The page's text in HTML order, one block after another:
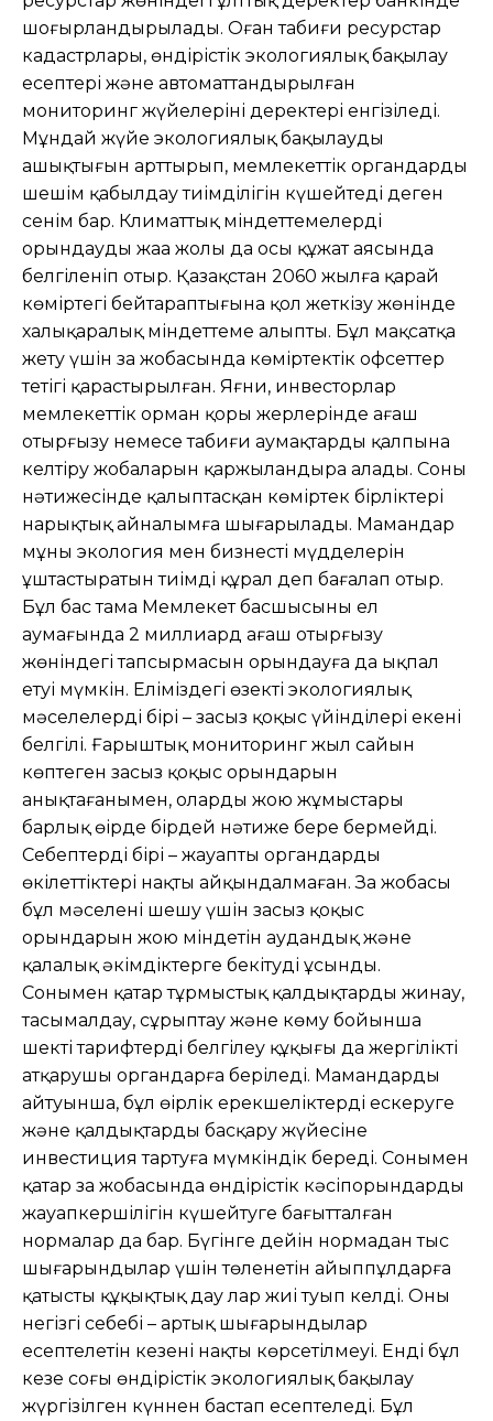
шоғырландырылады. Оған табиғи ресурстар
кадастрлары, өндірістік экологиялық бақылау
есептері жəне автоматтандырылған
мониторинг жүйелерінің деректері енгізіледі.
Мұндай жүйе экологиялық бақылаудың
ашықтығын арттырып, мемлекеттік органдардың
шешім қабылдау тиімділігін күшейтеді деген
сенім бар. Климаттық міндеттемелерді
орындаудың жаңа жолы да осы құжат аясында
белгіленіп отыр. Қазақстан 2060 жылға қарай
көміртегі бейтараптығына қол жеткізу жөнінде
халықаралық міндеттеме алыпты. Бұл мақсатқа
жету үшін заң жобасында көміртектік офсеттер
тетігі қарастырылған. Яғни, инвесторлар
мемлекеттік орман қоры жерлерінде ағаш
отырғызу немесе табиғи аумақтарды қалпына
келтіру жобаларын қаржыландыра алады. Соның
нəтижесінде қалыптасқан көміртек бірліктері
нарықтық айналымға шығарылады. Мамандар
мұны экология мен бизнестің мүдделерін
ұштастыратын тиімді құрал деп бағалап отыр.
Бұл бас тама Мемлекет басшысының ел
аумағында 2 миллиард ағаш отырғызу
жөніндегі тапсырмасын орындауға да ықпал
етуі мүмкін. Еліміздегі өзекті экологиялық
мəселелердің бірі – заңсыз қоқыс үйінділері екені
белгілі. Ғарыштық мониторинг жыл сайын
көптеген заңсыз қоқыс орындарын
анықтағанымен, оларды жою жұмыстары
барлық өңірде бірдей нəтиже бере бермейді.
Себептердің бірі – жауапты органдардың
өкілеттіктері нақты айқындалмаған. Заң жобасы
бұл мəселені шешу үшін заңсыз қоқыс
орындарын жою міндетін аудандық жəне
қалалық əкімдіктерге бекітуді ұсынды.
Сонымен қатар тұрмыстық қалдықтарды жинау,
тасымалдау, сұрыптау жəне көму бойынша
шекті тарифтерді белгілеу құқығы да жергілікті
атқарушы органдарға беріледі. Мамандардың
айтуынша, бұл өңірлік ерекшеліктерді ескеруге
жəне қалдықтарды басқару жүйесіне
инвестиция тартуға мүмкіндік береді. Сонымен
қатар заң жобасында өндірістік кəсіпорындардың
жауапкершілігін күшейтуге бағытталған
нормалар да бар. Бүгінге дейін нормадан тыс
шығарындылар үшін төленетін айыппұлдарға
қатысты құқықтық дау лар жиі туып келді. Оның
негізгі себебі – артық шығарындылар
есептелетін кезеңнің нақты көрсетілмеуі. Енді бұл
кезең соңғы өндірістік экологиялық бақылау
жүргізілген күннен бастап есептеледі. Бұл